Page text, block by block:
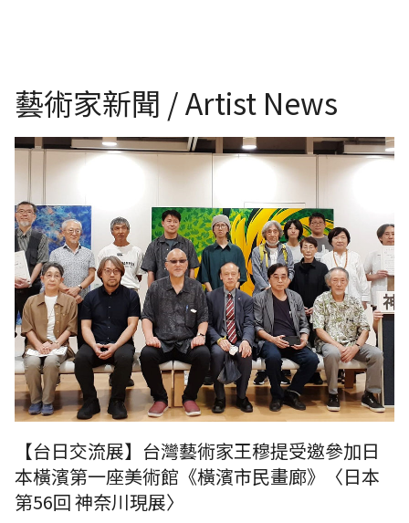
藝術家新聞 / Artist News
《台灣日本國際交流展》日本第56回 神奈川現代藝術家展
【台日交流展】台灣藝術家王穆提受邀參加日
本橫濱第一座美術館《橫濱市民畫廊》〈日本
第56回 神奈川現展〉